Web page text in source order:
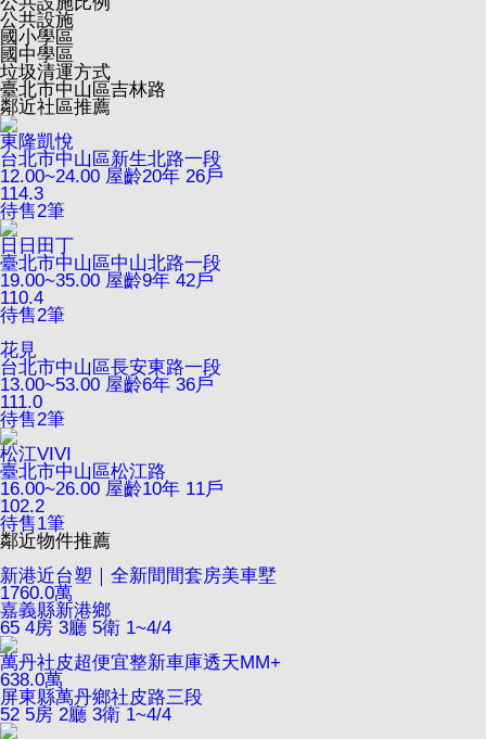
公共設施
國小學區
國中學區
垃圾清運方式
臺北市中山區吉林路
鄰近社區推薦
東隆凱悅
台北市中山區新生北路一段
12.00~24.00 屋齡20年 26戶
114.3
待售2筆
日日田丁
臺北市中山區中山北路一段
19.00~35.00 屋齡9年 42戶
110.4
待售2筆
花見
台北市中山區長安東路一段
13.00~53.00 屋齡6年 36戶
111.0
待售2筆
松江VIVI
臺北市中山區松江路
16.00~26.00 屋齡10年 11戶
102.2
待售1筆
鄰近物件推薦
新港近台塑｜全新間間套房美車墅
1760.0萬
嘉義縣新港鄉
65 4房 3廳 5衛 1~4/4
萬丹社皮超便宜整新車庫透天MM+
638.0萬
屏東縣萬丹鄉社皮路三段
52 5房 2廳 3衛 1~4/4